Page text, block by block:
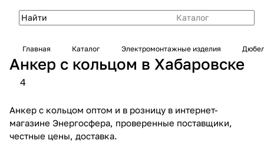
Каталог
Главная Каталог Электромонтажные изделия
Анкер с кольцом в Хабаровске
4
Анкер с кольцом оптом и в розницу в интернет-
магазине Энергосфера, проверенные поставщики,
честные цены, доставка.